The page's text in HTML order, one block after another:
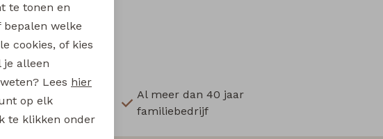
is morgen
Al meer dan 40 jaar
familiebedrijf
te tonen en
welke
cookies, of kies
je alleen
Lees hier
op elk
te klikken onder